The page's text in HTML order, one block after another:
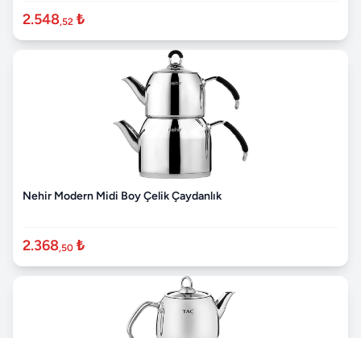
2.548,52 ₺
Nehir Modern Midi Boy Çelik Çaydanlık
2.368,50 ₺